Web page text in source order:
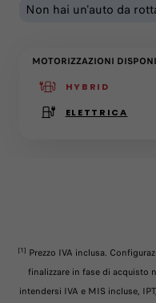
Non hai un'auto da
MOTORIZZAZIONI
HYBRID
ELETTRICA
[1] Prezzo IVA inclusa.
finalizzare in fase di acquisto
intendersi IVA e MIS incluse,